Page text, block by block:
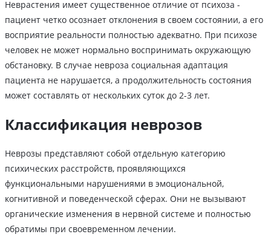
Неврастения имеет существенное отличие от психоза -
пациент четко осознает отклонения в своем состоянии, а его
восприятие реальности полностью адекватно. При психозе
человек не может нормально воспринимать окружающую
обстановку. В случае невроза социальная адаптация
пациента не нарушается, а продолжительность состояния
может составлять от нескольких суток до 2-3 лет.
Классификация неврозов
Неврозы представляют собой отдельную категорию
психических расстройств, проявляющихся
функциональными нарушениями в эмоциональной,
когнитивной и поведенческой сферах. Они не вызывают
органические изменения в нервной системе и полностью
обратимы при своевременном лечении.